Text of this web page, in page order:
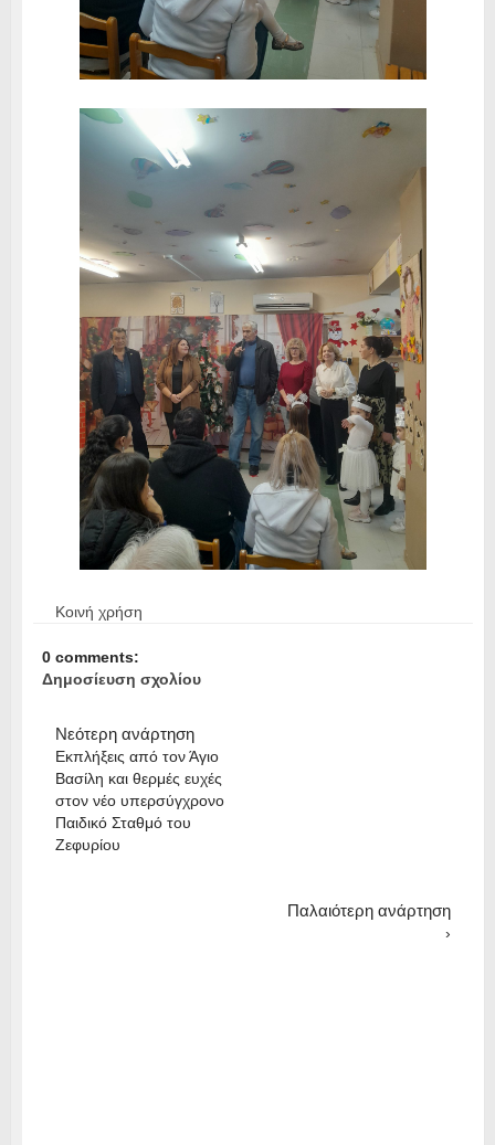
Κοινή χρήση
0 comments:
Δημοσίευση σχολίου
Νεότερη ανάρτηση
Εκπλήξεις από τον Άγιο
Βασίλη και θερμές ευχές
στον νέο υπερσύγχρονο
Παιδικό Σταθμό του
Ζεφυρίου
Παλαιότερη ανάρτηση
›